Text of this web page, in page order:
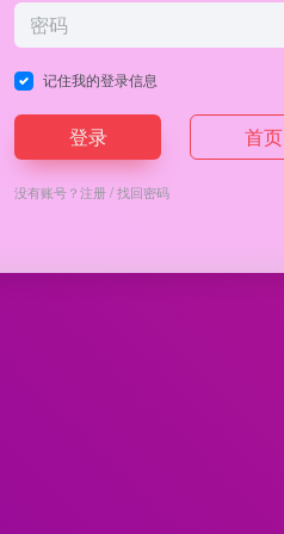
记住我的登录信息
登录 首页
没有账号？注册/找回密码